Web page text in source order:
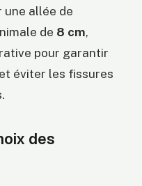
allée de
de 8 cm,
pour garantir
éviter les fissures
des